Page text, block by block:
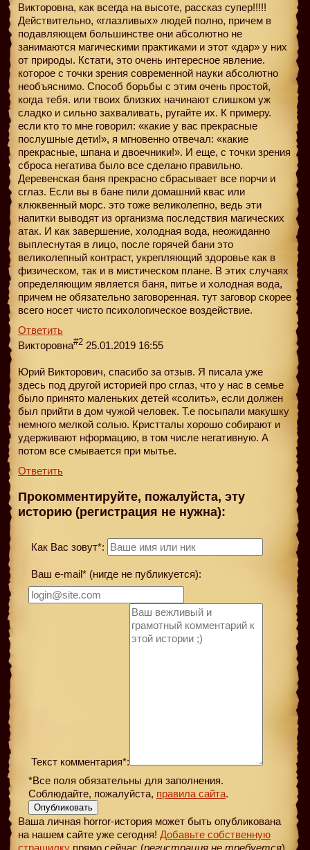
Викторовна, как всегда на высоте, рассказ супер!!!!!
Действительно, «глазливых» людей полно, причем в
подавляющем большинстве они абсолютно не
занимаются магическими практиками и этот «дар» у них
от природы. Кстати, это очень интересное явление.
которое с точки зрения современной науки абсолютно
необъяснимо. Способ борьбы с этим очень простой,
когда тебя. или твоих близких начинают слишком уж
сладко и сильно захваливать, ругайте их. К примеру.
если кто то мне говорил: «какие у вас прекрасные
послушные дети!», я мгновенно отвечал: «какие
прекрасные, шпана и двоечники!». И еще, с точки зрения
сброса негатива было все сделано правильно.
Деревенская баня прекрасно сбрасывает все порчи и
сглаз. Если вы в бане пили домашний квас или
клюквенный морс. это тоже великолепно, ведь эти
напитки выводят из организма последствия магических
атак. И как завершение, холодная вода, неожиданно
выплеснутая в лицо, после горячей бани это
великолепный контраст, укрепляющий здоровье как в
физическом, так и в мистическом плане. В этих случаях
определяющим является баня, питье и холодная вода,
причем не обязательно заговоренная. тут заговор скорее
всего носет чисто психологическое воздействие.
Ответить
Викторовна#2 25.01.2019 16:55
Юрий Викторович, спасибо за отзыв. Я писала уже
здесь под другой историей про сглаз, что у нас в семье
было принято маленьких детей «солить», если должен
был прийти в дом чужой человек. Т.е посыпали макушку
немного мелкой солью. Кристталы хорошо собирают и
удерживают нформацию, в том числе негативную. А
потом все смывается при мытье.
Ответить
Прокомментируйте, пожалуйста, эту
историю (регистрация не нужна):
Как Вас зовут*:
Ваш e-mail* (нигде не публикуется):
Текст комментария*:
*Все поля обязательны для заполнения.
Соблюдайте, пожалуйста, правила сайта.
Опубликовать
Ваша личная horror-история может быть опубликована
на нашем сайте уже сегодня! Добавьте собственную
страшилку прямо сейчас (регистрация не требуется)